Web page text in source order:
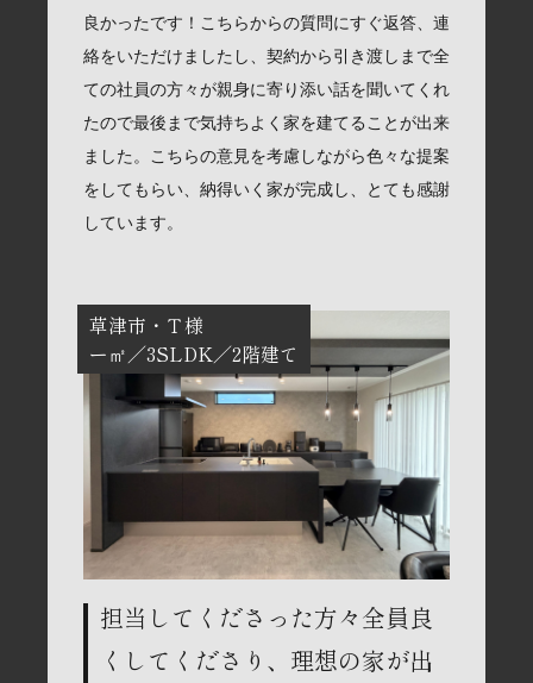
良かったです！こちらからの質問にすぐ返答、連
絡をいただけましたし、契約から引き渡しまで全
ての社員の方々が親身に寄り添い話を聞いてくれ
たので最後まで気持ちよく家を建てることが出来
ました。こちらの意見を考慮しながら色々な提案
をしてもらい、納得いく家が完成し、とても感謝
しています。
草津市
Ｔ様
ー㎡
3SLDK 2階建て
担当してくださった方々全員良
くしてくださり、理想の家が出